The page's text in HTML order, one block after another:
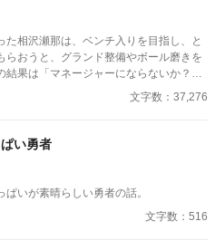
相沢瀬那は、ベンチ入りを目指し、と
らおうと、グランド整備やボール磨きを
結果は「マネージャーにならないか？」
瀬那は葛藤の末、マネージャーに転身す
ッチャーの戸田遼悠。瀬那は遼悠の才
うな努力をしている事を知る。
文字数：37,276
い勇者
いが素晴らしい勇者の話。
文字数：516